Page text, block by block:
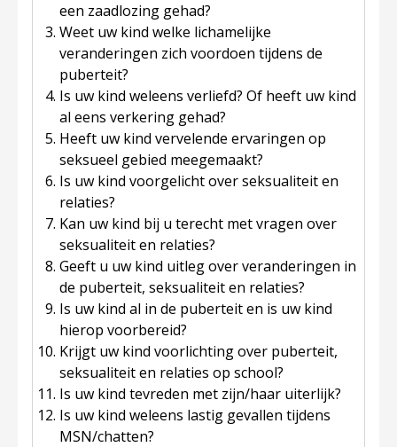
een zaadlozing gehad?
Weet uw kind welke lichamelijke
veranderingen zich voordoen tijdens de
puberteit?
Is uw kind weleens verliefd? Of heeft uw kind
al eens verkering gehad?
Heeft uw kind vervelende ervaringen op
seksueel gebied meegemaakt?
Is uw kind voorgelicht over seksualiteit en
relaties?
Kan uw kind bij u terecht met vragen over
seksualiteit en relaties?
Geeft u uw kind uitleg over veranderingen in
de puberteit, seksualiteit en relaties?
Is uw kind al in de puberteit en is uw kind
hierop voorbereid?
Krijgt uw kind voorlichting over puberteit,
seksualiteit en relaties op school?
Is uw kind tevreden met zijn/haar uiterlijk?
Is uw kind weleens lastig gevallen tijdens
MSN/chatten?